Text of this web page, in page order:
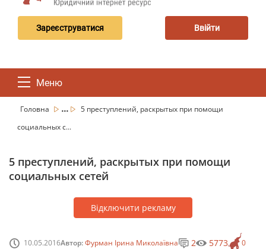
Зареєструватися Ввійти
Меню
Головна ...
5 преступлений, раскрытых при помощи
социальных с...
5 преступлений, раскрытых при помощи
социальных сетей
Відключити рекламу
10.05.2016Автор:Фурман Ірина Миколаївна 0
2 5773